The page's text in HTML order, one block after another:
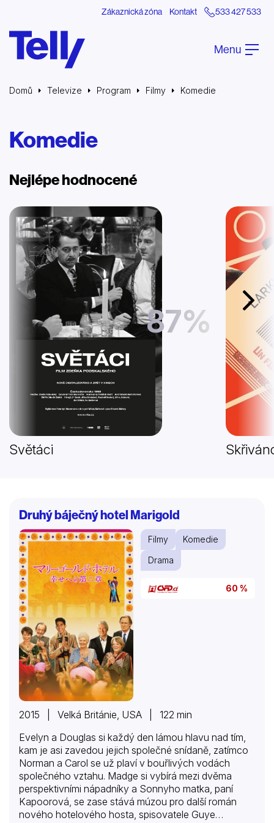
Zákaznická zóna Kontakt 533 427 533
Menu
Domů Televize Program Filmy Komedie
Komedie
Nejlépe hodnocené
Další
87%
Světáci
Druhý báječný hotel Marigold
Filmy
Komedie
Drama
60 %
2015 | Velká Británie, USA | 122 min
Evelyn a Douglas si každý den lámou hlavu nad tím,
kam je asi zavedou jejich společné snídaně, zatímco
Norman a Carol se už plaví v bouřlivých vodách
společného vztahu. Madge si vybírá mezi dvěma
perspektivními nápadníky a Sonnyho matka, paní
Kapoorová, se zase stává múzou pro další román
nového hotelového hosta, spisovatele Guye